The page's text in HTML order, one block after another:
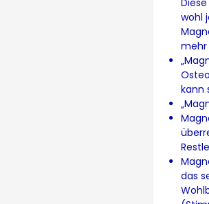
wohl
mehr
kann
das